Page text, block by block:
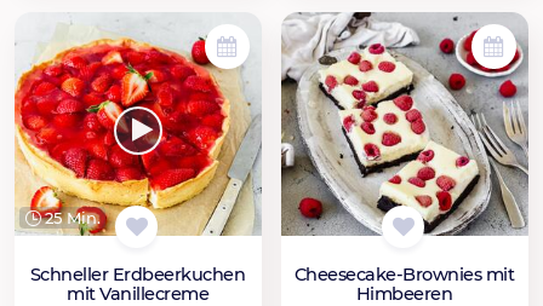
25 Min.
Schneller Erdbeerkuchen
mit Vanillecreme
Cheesecake-Brownies mit
Himbeeren